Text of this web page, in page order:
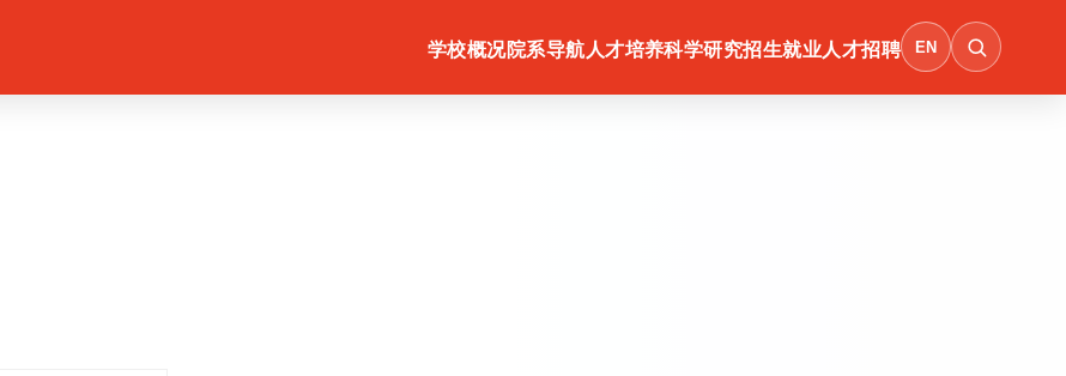
学校概况院系导航 人才培养科学研究招生就业人才招聘 EN